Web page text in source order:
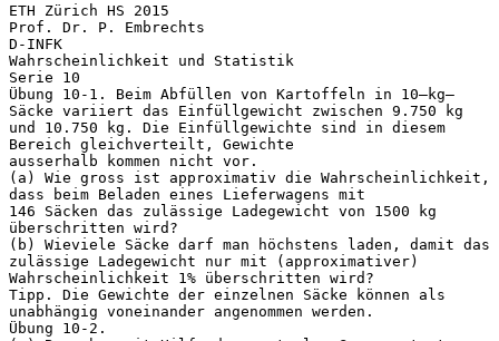
ETH Zürich HS 2015
Prof. Dr. P. Embrechts
D-INFK
Wahrscheinlichkeit und Statistik
Serie 10
Übung 10-1. Beim Abfüllen von Kartoffeln in 10–kg–
Säcke variiert das Einfüllgewicht zwischen 9.750 kg
und 10.750 kg. Die Einfüllgewichte sind in diesem
Bereich gleichverteilt, Gewichte
ausserhalb kommen nicht vor.
(a) Wie gross ist approximativ die Wahrscheinlichkeit,
dass beim Beladen eines Lieferwagens mit
146 Säcken das zulässige Ladegewicht von 1500 kg
überschritten wird?
(b) Wieviele Säcke darf man höchstens laden, damit das
zulässige Ladegewicht nur mit (approximativer)
Wahrscheinlichkeit 1% überschritten wird?
Tipp. Die Gewichte der einzelnen Säcke können als
unabhängig voneinander angenommen werden.
Übung 10-2.